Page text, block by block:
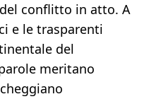
conflitto in atto. A
e le trasparenti
del
meritano